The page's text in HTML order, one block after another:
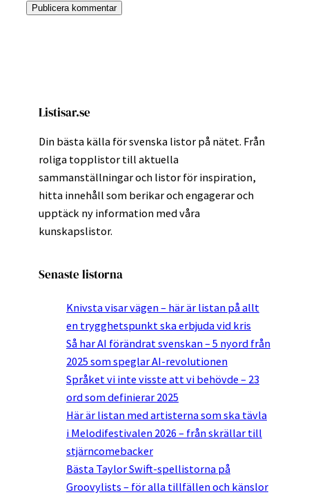
Listisar.se
Din bästa källa för svenska listor på nätet. Från
roliga topplistor till aktuella
sammanställningar och listor för inspiration,
hitta innehåll som berikar och engagerar och
upptäck ny information med våra
kunskapslistor.
Senaste listorna
Knivsta visar vägen – här är listan på allt
en trygghetspunkt ska erbjuda vid kris
Så har AI förändrat svenskan – 5 nyord från
2025 som speglar AI-revolutionen
Språket vi inte visste att vi behövde – 23
ord som definierar 2025
Här är listan med artisterna som ska tävla
i Melodifestivalen 2026 – från skrällar till
stjärncomebacker
Bästa Taylor Swift-spellistorna på
Groovylists – för alla tillfällen och känslor